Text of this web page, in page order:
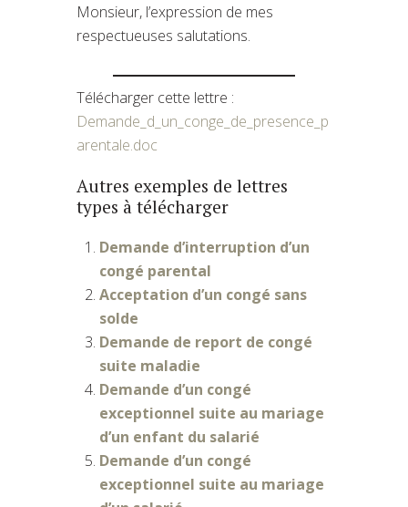
Monsieur, l’expression de mes
respectueuses salutations.
Télécharger cette lettre :
Demande_d_un_conge_de_presence_p
arentale.doc
Autres exemples de lettres
types à télécharger
Demande d’interruption d’un
congé parental
Acceptation d’un congé sans
solde
Demande de report de congé
suite maladie
Demande d’un congé
exceptionnel suite au mariage
d’un enfant du salarié
Demande d’un congé
exceptionnel suite au mariage